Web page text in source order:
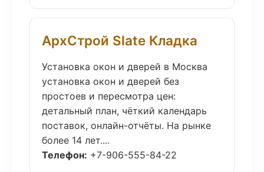
АрхСтрой Slate Кладка
Установка окон и дверей в Москва
установка окон и дверей без
простоев и пересмотра цен:
детальный план, чёткий календарь
поставок, онлайн-отчёты. На рынке
более 14 лет....
Телефон: +7-906-555-84-22